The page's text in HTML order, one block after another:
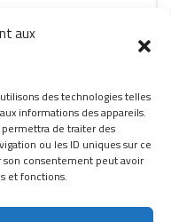
aux
des technologies telles
informations des appareils.
de traiter des
ou les ID uniques sur ce
consentement peut avoir
et fonctions.